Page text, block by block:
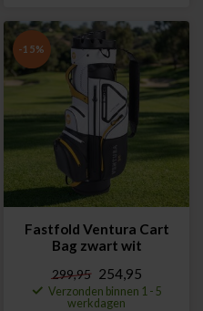
-15%
Fastfold Ventura Cart
Bag zwart wit
299,95 254,95
Verzonden binnen 1 - 5
werkdagen